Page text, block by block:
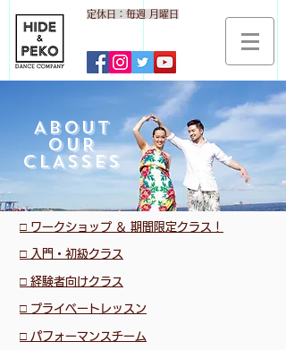
​定休日：毎週 月曜日
ABOUT
OUR
CLASSES
□ ワークショップ ＆ 期間限定クラス！
□ 入門・初級クラス
□ 経験者向けクラス
□ プライベート レッスン
□ パフォーマンスチーム